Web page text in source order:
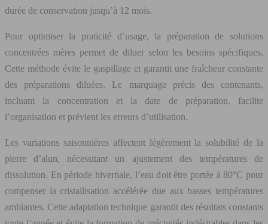
durée de conservation jusqu’à 12 mois.
Pour optimiser la praticité d’usage, la préparation de solutions
concentrées mères permet de diluer selon les besoins spécifiques.
Cette méthode évite le gaspillage et garantit une fraîcheur constante
des préparations diluées. Le marquage précis des contenants,
incluant la concentration et la date de préparation, facilite
l’organisation et prévient les erreurs d’utilisation.
Les variations saisonnières affectent légèrement la solubilité de la
pierre d’alun, nécessitant un ajustement des températures de
dissolution. En période hivernale, l’eau doit être portée à 80°C pour
compenser la cristallisation accélérée due aux basses températures
ambiantes. Cette adaptation technique garantit des résultats constants